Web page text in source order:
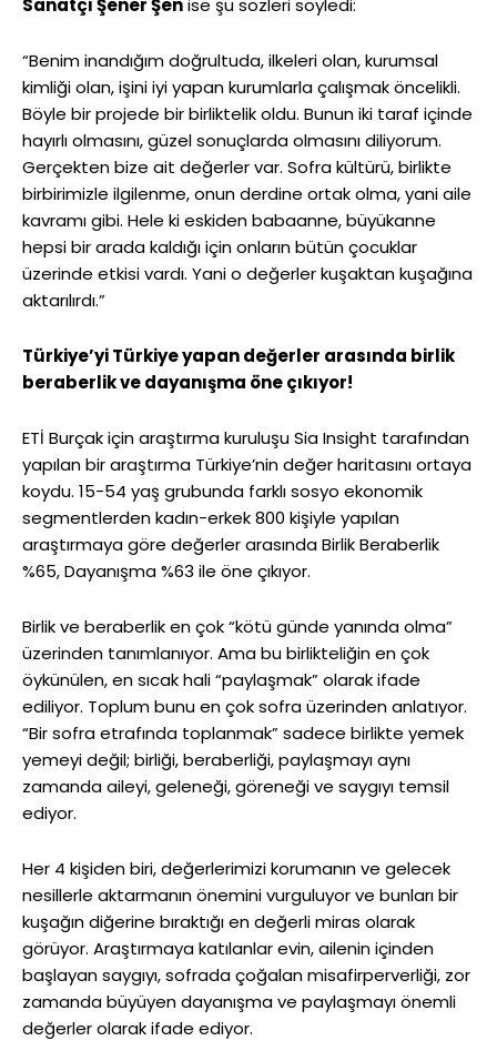
Sanatçı Şener Şenise şu sözleri söyledi:
“Benim inandığım doğrultuda, ilkeleri olan, kurumsal
kimliği olan, işini iyi yapan kurumlarla çalışmak öncelikli.
Böyle bir projede bir birliktelik oldu. Bunun iki taraf içinde
hayırlı olmasını, güzel sonuçlarda olmasını diliyorum.
Gerçekten bize ait değerler var. Sofra kültürü, birlikte
birbirimizle ilgilenme, onun derdine ortak olma, yani aile
kavramı gibi. Hele ki eskiden babaanne, büyükanne
hepsi bir arada kaldığı için onların bütün çocuklar
üzerinde etkisi vardı. Yani o değerler kuşaktan kuşağına
aktarılırdı.”
Türkiye’yi Türkiye yapan değerler arasında birlik
beraberlik ve dayanışma öne çıkıyor!
ETİ Burçak için araştırma kuruluşu Sia Insight tarafından
yapılan bir araştırma Türkiye’nin değer haritasını ortaya
koydu. 15-54 yaş grubunda farklı sosyo ekonomik
segmentlerden kadın-erkek 800 kişiyle yapılan
araştırmaya göre değerler arasında Birlik Beraberlik
%65, Dayanışma %63 ile öne çıkıyor.
Birlik ve beraberlik en çok “kötü günde yanında olma”
üzerinden tanımlanıyor. Ama bu birlikteliğin en çok
öykünülen, en sıcak hali “paylaşmak” olarak ifade
ediliyor. Toplum bunu en çok sofra üzerinden anlatıyor.
“Bir sofra etrafında toplanmak” sadece birlikte yemek
yemeyi değil; birliği, beraberliği, paylaşmayı aynı
zamanda aileyi, geleneği, göreneği ve saygıyı temsil
ediyor.
Her 4 kişiden biri, değerlerimizi korumanın ve gelecek
nesillerle aktarmanın önemini vurguluyor ve bunları bir
kuşağın diğerine bıraktığı en değerli miras olarak
görüyor. Araştırmaya katılanlar evin, ailenin içinden
başlayan saygıyı, sofrada çoğalan misafirperverliği, zor
zamanda büyüyen dayanışma ve paylaşmayı önemli
değerler olarak ifade ediyor.